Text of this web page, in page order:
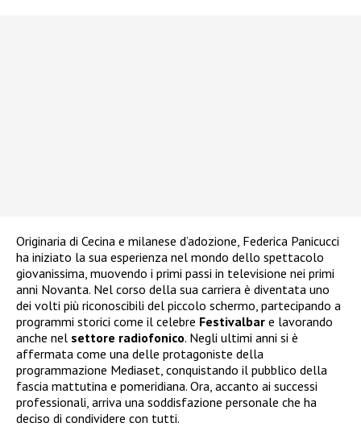
Originaria di Cecina e milanese d’adozione, Federica Panicucci
ha iniziato la sua esperienza nel mondo dello spettacolo
giovanissima, muovendo i primi passi in televisione nei primi
anni Novanta. Nel corso della sua carriera è diventata uno
dei volti più riconoscibili del piccolo schermo, partecipando a
programmi storici come il celebre Festivalbar e lavorando
anche nel settore radiofonico. Negli ultimi anni si è
affermata come una delle protagoniste della
programmazione Mediaset, conquistando il pubblico della
fascia mattutina e pomeridiana. Ora, accanto ai successi
professionali, arriva una soddisfazione personale che ha
deciso di condividere con tutti.